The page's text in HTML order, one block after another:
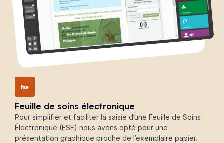
Feuille de soins électronique
Pour simplifier et faciliter la saisie d’une Feuille de Soins
Électronique (FSE) nous avons opté pour une
présentation graphique proche de l’exemplaire papier.